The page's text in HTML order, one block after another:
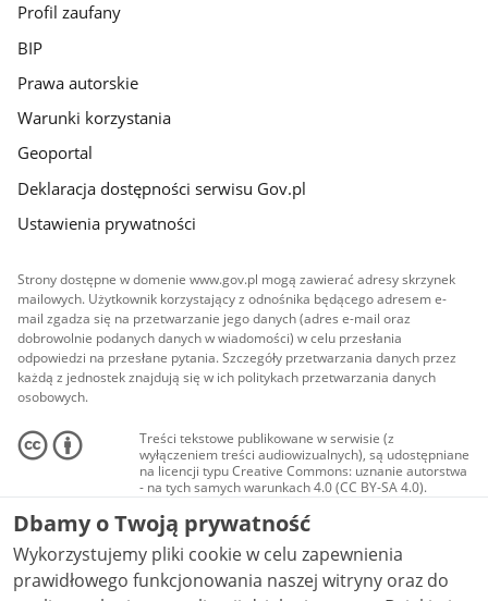
Profil zaufany
BIP
Prawa autorskie
Warunki korzystania
Geoportal
Deklaracja dostępności serwisu Gov.pl
Ustawienia prywatności
Strony dostępne w domenie www.gov.pl mogą zawierać adresy skrzynek
mailowych. Użytkownik korzystający z odnośnika będącego adresem e-
mail zgadza się na przetwarzanie jego danych (adres e-mail oraz
dobrowolnie podanych danych w wiadomości) w celu przesłania
odpowiedzi na przesłane pytania. Szczegóły przetwarzania danych przez
każdą z jednostek znajdują się w ich politykach przetwarzania danych
osobowych.
Treści tekstowe publikowane w serwisie (z
wyłączeniem treści audiowizualnych), są udostępniane
na licencji typu Creative Commons: uznanie autorstwa
- na tych samych warunkach 4.0 (CC BY-SA 4.0).
Materiały audiowizualne, w tym zdjęcia, materiały
audio i wideo, są udostępniane na licencji typu
Creative Commons: uznanie autorstwa użycie
niekomercyjne - bez utworów zależnych 4.0 (CC BY-
NC-ND 4.0), o ile nie jest to stwierdzone inaczej.
Dbamy o Twoją prywatność
Wykorzystujemy pliki cookie w celu zapewnienia
prawidłowego funkcjonowania naszej witryny oraz do